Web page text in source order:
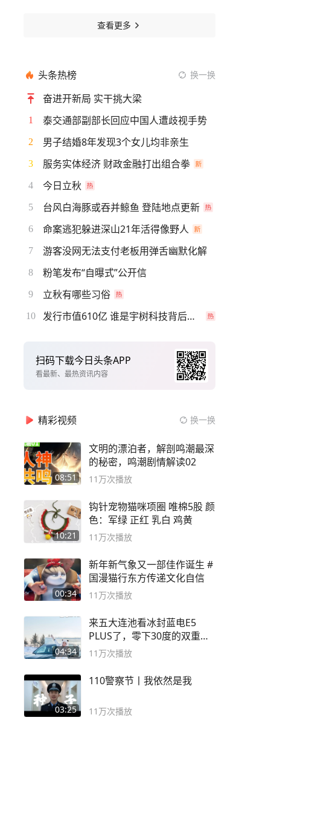
查看更多
头条热榜 换一换
奋进开新局 实干挑大梁
1 泰交通部副部长回应中国人遭歧视手势
2 男子结婚8年发现3个女儿均非亲生
3 服务实体经济 财政金融打出组合拳
4 今日立秋
5 台风白海豚或吞并鲸鱼 登陆地点更新
6 命案逃犯躲进深山21年活得像野人
7 游客没网无法支付老板用弹舌幽默化解
8 粉笔发布“自曝式”公开信
9 立秋有哪些习俗
10 发行市值610亿 谁是宇树科技背后赢家
扫码下载今日头条APP
看最新、最热资讯内容
精彩视频 换一换
08:51
文明的漂泊者，解剖鸣潮最深
的秘密，鸣潮剧情解读02
11万次播放
10:21
钩针宠物猫咪项圈 唯棉5股 颜
色：军绿 正红 乳白 鸡黄
11万次播放
00:34
新年新气象又一部佳作诞生 #
国漫猫行东方传递文化自信
11万次播放
04:34
来五大连池看冰封蓝电E5
PLUS了，零下30度的双重冰
封40小时全录
11万次播放
03:25
110警察节丨我依然是我
11万次播放